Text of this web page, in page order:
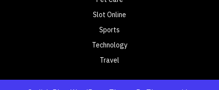
Slot Online
Sports
Technology
Travel